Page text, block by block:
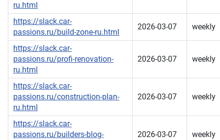
ru.html
https://slack.car-
passions.ru/build-zone-ru.html
2026-03-07 weekly
https://slack.car-
passions.ru/profi-renovation-
ru.html
2026-03-07 weekly
https://slack.car-
passions.ru/construction-plan-
ru.html
2026-03-07 weekly
https://slack.car-
passions.ru/builders-blog-
2026-03-07 weekly